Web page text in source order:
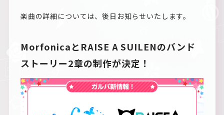
楽曲の詳細については、後日お知らせいたします。
MorfonicaとRAISE A SUILENのバンド
ストーリー2章の制作が決定！